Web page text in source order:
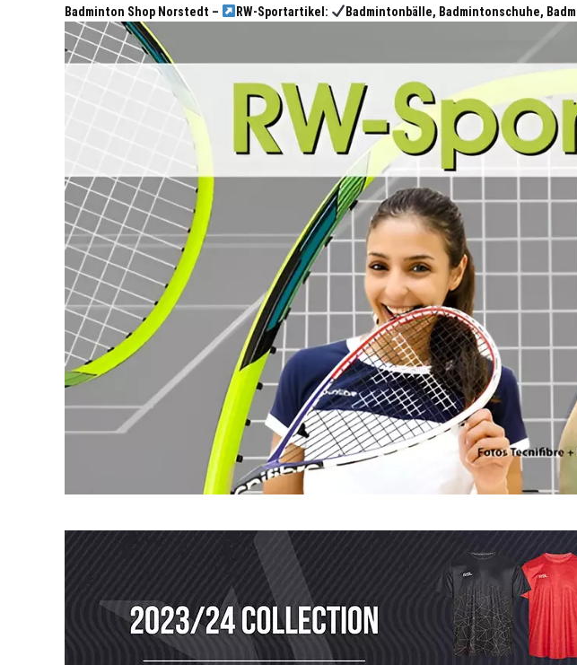
Badminton Shop Norstedt – RW-Sportartikel: Badmintonbälle, Badmintonschuhe,